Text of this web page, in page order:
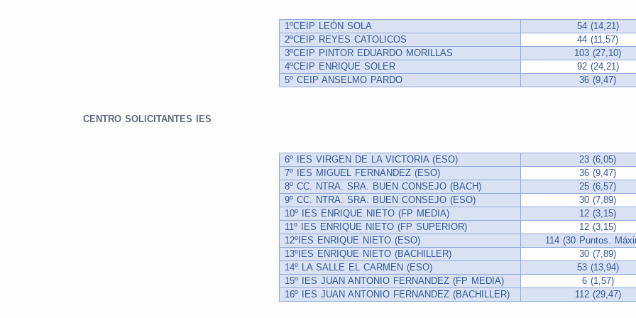
1ºCEIP LEÓN SOLA
54 (14,21)
2ºCEIP REYES CATOLICOS
44 (11,57)
3ºCEIP PINTOR EDUARDO MORILLAS
103 (27,10)
4ºCEIP ENRIQUE SOLER
92 (24,21)
5º CEIP ANSELMO PARDO
36 (9,47)
CENTRO SOLICITANTES IES
6º IES VIRGEN DE LA VICTORIA (ESO)
23 (6,05)
7º IES MIGUEL FERNANDEZ (ESO)
36 (9,47)
8º CC. NTRA. SRA. BUEN CONSEJO (BACH)
25 (6,57)
9º CC. NTRA. SRA. BUEN CONSEJO (ESO)
30 (7,89)
10º IES ENRIQUE NIETO (FP MEDIA)
12 (3,15)
11º IES ENRIQUE NIETO (FP SUPERIOR)
12 (3,15)
12ºIES ENRIQUE NIETO (ESO)
114 (30 Puntos.
13ºIES ENRIQUE NIETO (BACHILLER)
30 (7,89)
14º LA SALLE EL CARMEN (ESO)
53 (13,94)
15º IES JUAN ANTONIO FERNANDEZ (FP MEDIA)
6 (1,57)
16º IES JUAN ANTONIO FERNANDEZ (BACHILLER)
112 (29,47)